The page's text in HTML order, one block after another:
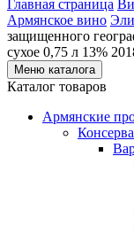
Главная страница
Армянское вино
защищенного
сухое 0,75 л 13%
Меню каталога
Каталог товаров
Армянские